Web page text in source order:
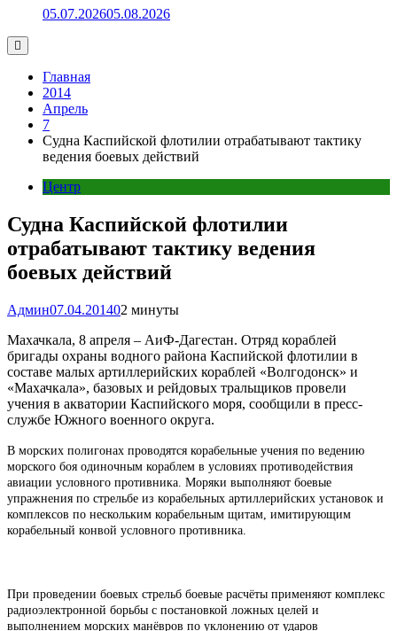
05.07.202605.08.2026
Главная
2014
Апрель
7
Судна Каспийской флотилии отрабатывают тактику
ведения боевых действий
Центр
Судна Каспийской флотилии
отрабатывают тактику ведения
боевых действий
Админ07.04.201402 минуты
Махачкала, 8 апреля – АиФ-Дагестан. Отряд кораблей
бригады охраны водного района Каспийской флотилии в
составе малых артиллерийских кораблей «Волгодонск» и
«Махачкала», базовых и рейдовых тральщиков провели
учения в акватории Каспийского моря, сообщили в пресс-
службе Южного военного округа.
В морских полигонах проводятся корабельные учения по ведению
морского боя одиночным кораблем в условиях противодействия
авиации условного противника. Моряки выполняют боевые
упражнения по стрельбе из корабельных артиллерийских установок и
комплексов по нескольким корабельным щитам, имитирующим
корабельный конвой условного противника.
При проведении боевых стрельб боевые расчёты применяют комплекс
радиоэлектронной борьбы с постановкой ложных целей и
выполнением морских манёвров по уклонению от ударов